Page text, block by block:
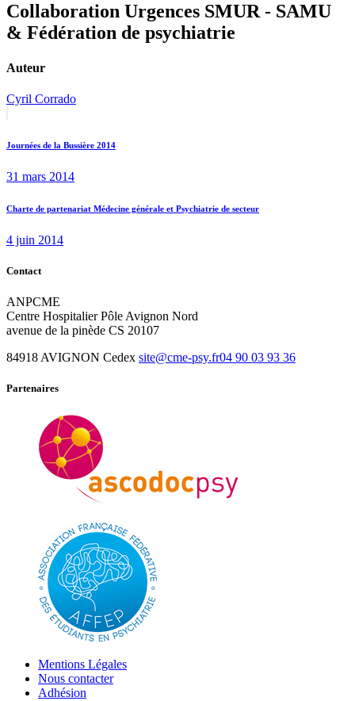
Collaboration Urgences SMUR - SAMU
& Fédération de psychiatrie
Auteur
Cyril Corrado
de
Journées de la Bussière 2014
31 mars 2014
Next
Charte de partenariat Médecine générale et Psychiatrie de secteur
4 juin 2014
Contact
ANPCME
Centre Hospitalier Pôle Avignon Nord
avenue de la pinède CS 20107
84918 AVIGNON Cedex site@cme-psy.fr04 90 03 93 36
Partenaires
Mentions Légales
Nous contacter
Adhésion